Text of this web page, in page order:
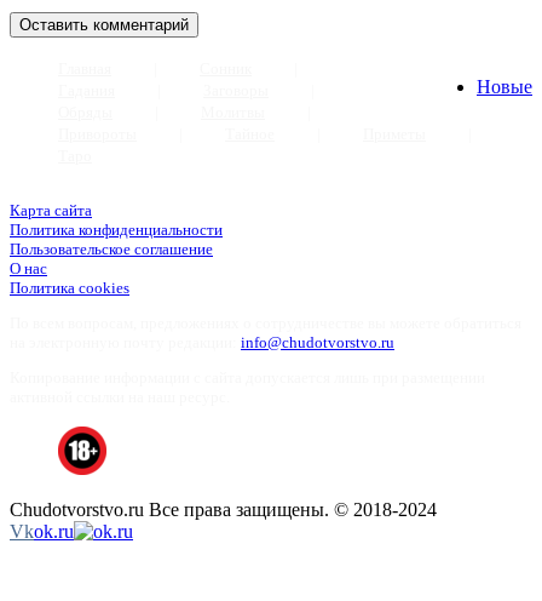
Новые
Карта сайта
Политика конфиденциальности
Пользовательское соглашение
О нас
Пoлитикa cookies
info@chudotvorstvo.ru
Chudotvorstvo.ru Все права защищены. © 2018-2024
Vkok.ru